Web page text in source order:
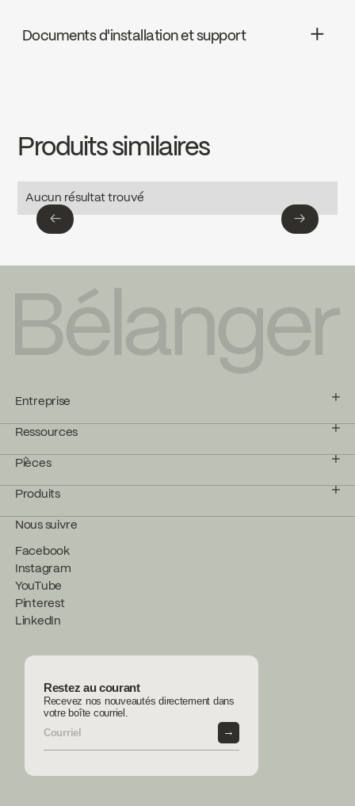
Documents d'installation et support
Download ↘
Produits similaires
← →
Aucun résultat trouvé
Entreprise
Ressources
Pièces
Produits
Nous suivre
Facebook
Instagram
YouTube
Pinterest
LinkedIn
Restez au courant
Recevez nos nouveautés directement dans
votre boîte courriel.
→